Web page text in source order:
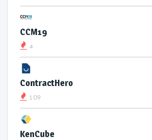
CCM19
4
ContractHero
109
KenCube